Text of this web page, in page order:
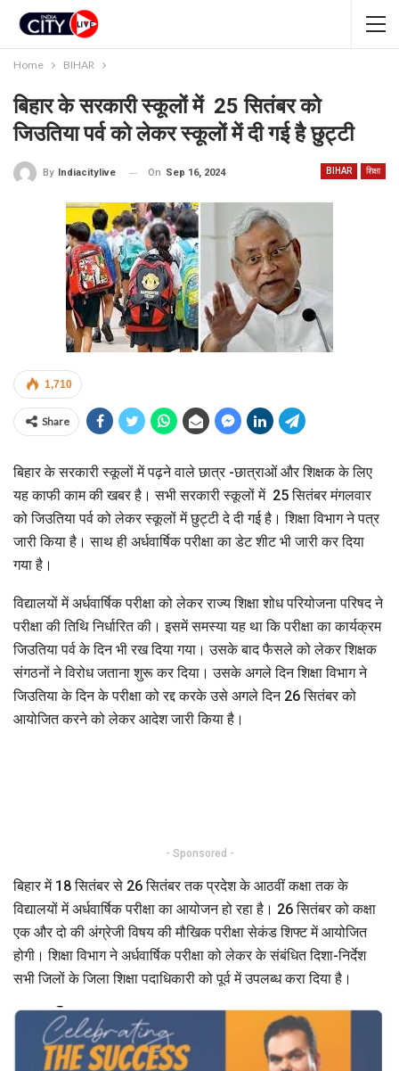
Home BIHAR
बिहार के सरकारी स्कूलों में 25 सितंबर को
जिउतिया पर्व को लेकर स्कूलों में दी गई है छुट्टी
BIHAR शिक्षा
By Indiacitylive On Sep 16, 2024
1,710
Share
बिहार के सरकारी स्कूलों में पढ़ने वाले छात्र -छात्राओं और शिक्षक के लिए
यह काफी काम की खबर है। सभी सरकारी स्कूलों में 25 सितंबर मंगलवार
को जिउतिया पर्व को लेकर स्कूलों में छुट्टी दे दी गई है। शिक्षा विभाग ने पत्र
जारी किया है। साथ ही अर्धवार्षिक परीक्षा का डेट शीट भी जारी कर दिया
गया है।
विद्यालयों में अर्धवार्षिक परीक्षा को लेकर राज्य शिक्षा शोध परियोजना परिषद ने
परीक्षा की तिथि निर्धारित की। इसमें समस्या यह था कि परीक्षा का कार्यक्रम
जिउतिया पर्व के दिन भी रख दिया गया। उसके बाद फैसले को लेकर शिक्षक
संगठनों ने विरोध जताना शुरू कर दिया। उसके अगले दिन शिक्षा विभाग ने
जिउतिया के दिन के परीक्षा को रद्द करके उसे अगले दिन 26 सितंबर को
आयोजित करने को लेकर आदेश जारी किया है।
- Sponsored -
बिहार में 18 सितंबर से 26 सितंबर तक प्रदेश के आठवीं कक्षा तक के
विद्यालयों में अर्धवार्षिक परीक्षा का आयोजन हो रहा है। 26 सितंबर को कक्षा
एक और दो की अंग्रेजी विषय की मौखिक परीक्षा सेकंड शिफ्ट में आयोजित
होगी। शिक्षा विभाग ने अर्धवार्षिक परीक्षा को लेकर के संबंधित दिशा-निर्देश
सभी जिलों के जिला शिक्षा पदाधिकारी को पूर्व में उपलब्ध करा दिया है।